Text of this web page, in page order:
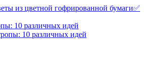
10 различных идей